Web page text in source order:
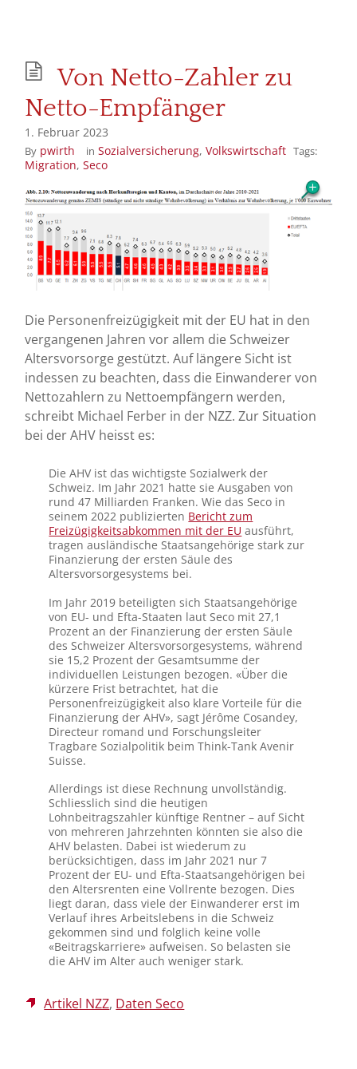
Von Netto-Zahler zu
Netto-Empfänger
1. Februar 2023
By pwirth in Sozialversicherung,Volkswirtschaft Tags:
Migration,Seco
Die Personenfreizügigkeit mit der EU hat in den
vergangenen Jahren vor allem die Schweizer
Altersvorsorge gestützt. Auf längere Sicht ist
indessen zu beachten, dass die Einwanderer von
Nettozahlern zu Nettoempfängern werden,
schreibt Michael Ferber in der NZZ. Zur Situation
bei der AHV heisst es:
Die AHV ist das wichtigste Sozialwerk der
Schweiz. Im Jahr 2021 hatte sie Ausgaben von
rund 47 Milliarden Franken. Wie das Seco in
seinem 2022 publizierten Bericht zum
Freizügigkeitsabkommen mit der EU ausführt,
tragen ausländische Staatsangehörige stark zur
Finanzierung der ersten Säule des
Altersvorsorgesystems bei.
Im Jahr 2019 beteiligten sich Staatsangehörige
von EU- und Efta-Staaten laut Seco mit 27,1
Prozent an der Finanzierung der ersten Säule
des Schweizer Altersvorsorgesystems, während
sie 15,2 Prozent der Gesamtsumme der
individuellen Leistungen bezogen. «Über die
kürzere Frist betrachtet, hat die
Personenfreizügigkeit also klare Vorteile für die
Finanzierung der AHV», sagt Jérôme Cosandey,
Directeur romand und Forschungsleiter
Tragbare Sozialpolitik beim Think-Tank Avenir
Suisse.
Allerdings ist diese Rechnung unvollständig.
Schliesslich sind die heutigen
Lohnbeitragszahler künftige Rentner – auf Sicht
von mehreren Jahrzehnten könnten sie also die
AHV belasten. Dabei ist wiederum zu
berücksichtigen, dass im Jahr 2021 nur 7
Prozent der EU- und Efta-Staatsangehörigen bei
den Altersrenten eine Vollrente bezogen. Dies
liegt daran, dass viele der Einwanderer erst im
Verlauf ihres Arbeitslebens in die Schweiz
gekommen sind und folglich keine volle
«Beitragskarriere» aufweisen. So belasten sie
die AHV im Alter auch weniger stark.
Artikel NZZ, Daten Seco